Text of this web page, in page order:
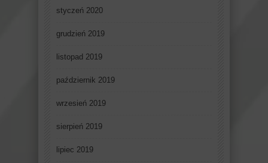
styczeń 2020
grudzień 2019
listopad 2019
październik 2019
wrzesień 2019
sierpień 2019
lipiec 2019